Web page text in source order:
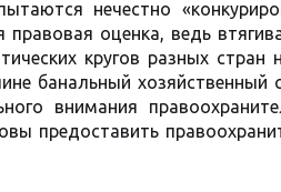
нечестно
оценка, ведь
кругов разных стран
банальный хозяйственный
внимания
предоставить